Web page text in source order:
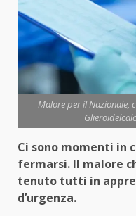
Malore per il Nazionale,
Ci sono momenti in
fermarsi. Il malore
tenuto tutti in
d’urgenza.